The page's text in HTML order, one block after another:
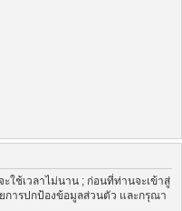
ใช้เวลาไม่นาน ; ก่อนที่ท่านจะเข้าสู่
การปกป้องข้อมูลส่วนตัว และกรุณา